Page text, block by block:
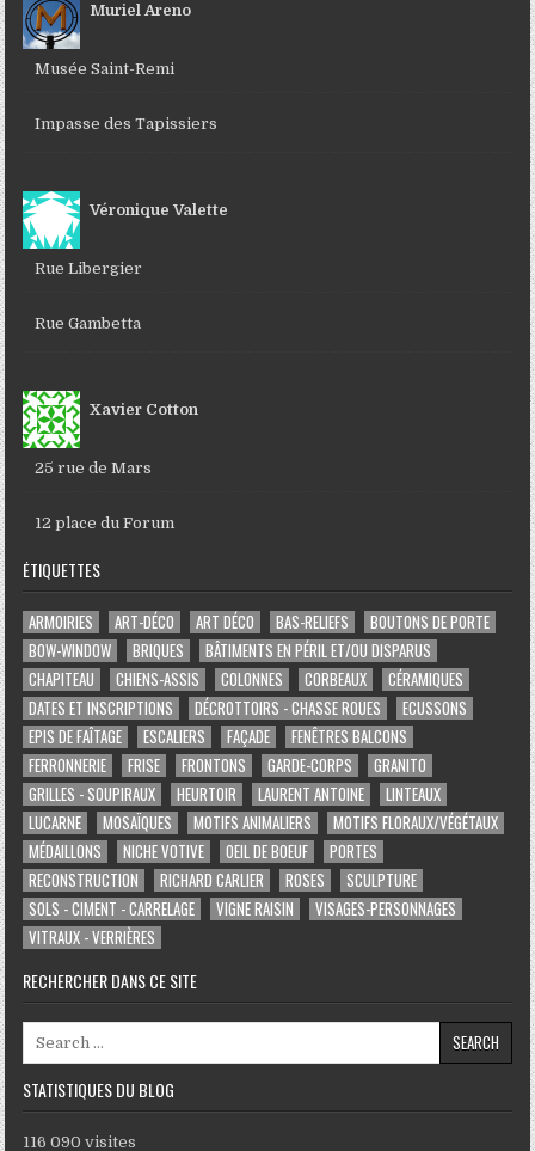
Muriel Areno
Musée Saint-Remi
Impasse des Tapissiers
Véronique Valette
Rue Libergier
Rue Gambetta
Xavier Cotton
25 rue de Mars
12 place du Forum
ÉTIQUETTES
ARMOIRIES ART-DÉCO ART DÉCO BAS-RELIEFS
BOUTONS DE PORTE
BOW-WINDOW
BRIQUES
BÂTIMENTS EN PÉRIL ET/OU DISPARUS
CHAPITEAU
CHIENS-ASSIS COLONNES CORBEAUX
CÉRAMIQUES
DATES ET INSCRIPTIONS
DÉCROTTOIRS - CHASSE ROUES
ECUSSONS
EPIS DE FAÎTAGE
ESCALIERS FAÇADE
FENÊTRES BALCONS
FERRONNERIE
FRISE FRONTONS GARDE-CORPS
GRANITO
GRILLES - SOUPIRAUX
HEURTOIR LAURENT ANTOINE
LINTEAUX
LUCARNE
MOSAÏQUES MOTIFS ANIMALIERS
MOTIFS FLORAUX/VÉGÉTAUX
MÉDAILLONS
NICHE VOTIVE OEIL DE BOEUF
PORTES
RECONSTRUCTION
RICHARD CARLIER ROSES
SCULPTURE
SOLS - CIMENT - CARRELAGE
VIGNE RAISIN
VISAGES-PERSONNAGES
VITRAUX - VERRIÈRES
RECHERCHER DANS CE SITE
Search for:
STATISTIQUES DU BLOG
116 090 visites